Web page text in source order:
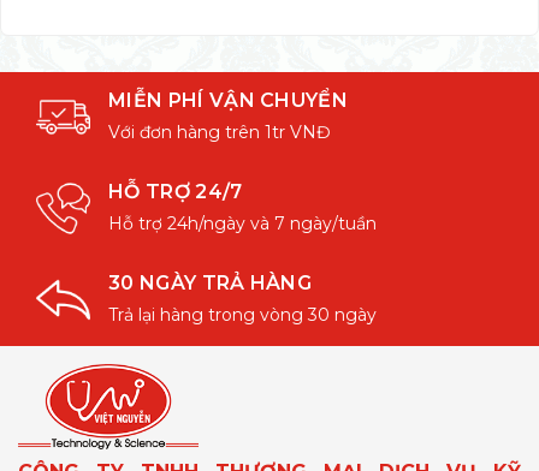
MIỄN PHÍ VẬN CHUYỂN
Với đơn hàng trên 1tr VNĐ
HỖ TRỢ 24/7
Hỗ trợ 24h/ngày và 7 ngày/tuần
30 NGÀY TRẢ HÀNG
Trả lại hàng trong vòng 30 ngày